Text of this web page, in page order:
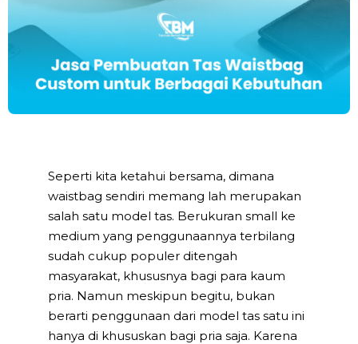
Seperti kita ketahui bersama, dimana
waistbag sendiri memang lah merupakan
salah satu model tas. Berukuran small ke
medium yang penggunaannya terbilang
sudah cukup populer ditengah
masyarakat, khususnya bagi para kaum
pria. Namun meskipun begitu, bukan
berarti penggunaan dari model tas satu ini
hanya di khususkan bagi pria saja. Karena